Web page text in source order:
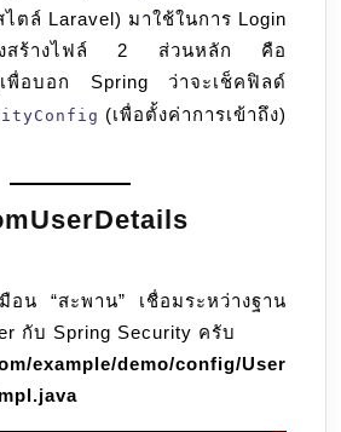
ตล์ Laravel) มาใช้ในการ Login
สร้างไฟล์ 2 ส่วนหลัก คือ
พื่อบอก Spring ว่าจะเช็คฟิลด์
(เพื่อตั้งค่าการเข้าถึง)
อน “สะพาน” เชื่อมระหว่างฐาน
กับ Spring Security ครับ
example/demo/config/User